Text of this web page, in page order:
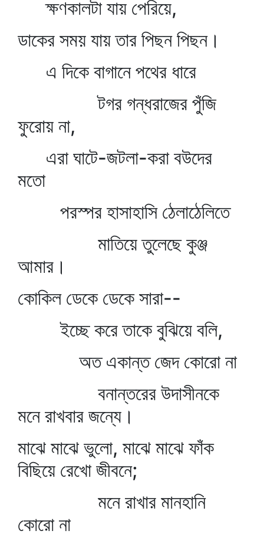
ক্ষণকালটা যায় পেরিয়ে,
ডাকের সময় যায় তার পিছন পিছন।
এ দিকে বাগানে পথের ধারে
টগর গন্ধরাজের পুঁজি
ফুরোয় না,
এরা ঘাটে-জটলা-করা বউদের
মতো
পরস্পর হাসাহাসি ঠেলাঠেলিতে
মাতিয়ে তুলেছে কুঞ্জ
আমার।
কোকিল ডেকে ডেকে সারা--
ইচ্ছে করে তাকে বুঝিয়ে বলি,
অত একান্ত জেদ কোরো না
বনান্তরের উদাসীনকে
মনে রাখবার জন্যে।
মাঝে মাঝে ভুলো, মাঝে মাঝে ফাঁক
বিছিয়ে রেখো জীবনে;
মনে রাখার মানহানি
কোরো না